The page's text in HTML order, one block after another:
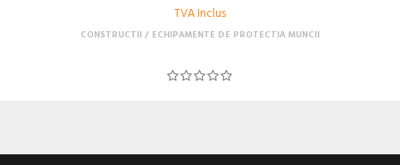
TVA Inclus
CONSTRUCTII ECHIPAMENTE DE PROTECTIA MUNCII